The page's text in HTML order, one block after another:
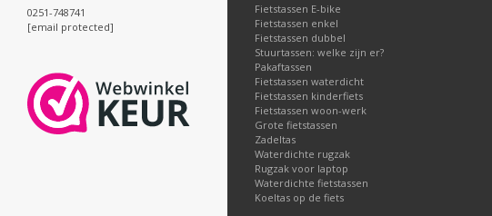
0251-748741
[email protected]
Fietstassen E-bike
Fietstassen enkel
Fietstassen dubbel
Stuurtassen: welke zijn er?
Pakaftassen
Fietstassen waterdicht
Fietstassen kinderfiets
Fietstassen woon-werk
Grote fietstassen
Zadeltas
Waterdichte rugzak
Rugzak voor laptop
Waterdichte fietstassen
Koeltas op de fiets